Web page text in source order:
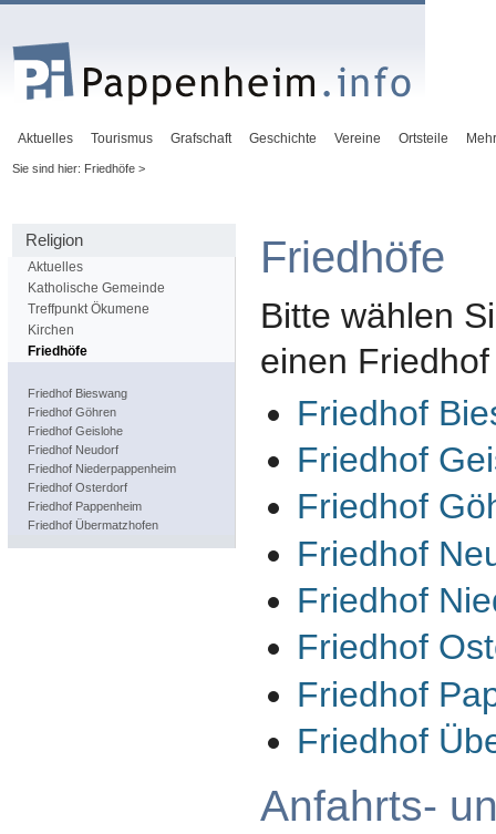
Aktuelles Tourismus Grafschaft Geschichte Vereine Ortsteile Mehr
Sie sind hier: Friedhöfe >
Religion
Aktuelles
Katholische Gemeinde
Treffpunkt Ökumene
Kirchen
Friedhöfe
Friedhof Bieswang
Friedhof Göhren
Friedhof Geislohe
Friedhof Neudorf
Friedhof Niederpappenheim
Friedhof Osterdorf
Friedhof Pappenheim
Friedhof Übermatzhofen
Friedhöfe
Bitte wählen
einen
Friedhof
Friedhof
Friedhof
Friedhof
Friedhof
Friedhof
Friedhof
Friedhof
Anfahrts-